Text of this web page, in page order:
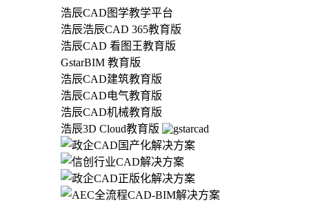
浩辰CAD图学教学平台
浩辰浩辰CAD 365教育版
浩辰CAD 看图王教育版
GstarBIM 教育版
浩辰CAD建筑教育版
浩辰CAD电气教育版
浩辰CAD机械教育版
浩辰3D Cloud教育版